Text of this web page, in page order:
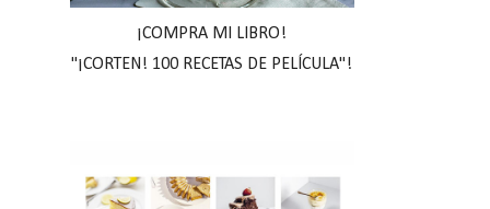
¡COMPRA MI LIBRO!
"¡CORTEN! 100 RECETAS DE PELÍCULA"!